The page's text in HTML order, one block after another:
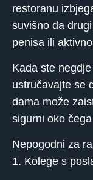
restoranu
suvišno da
penisa ili
Kada ste
ustručavajte se
dama može
sigurni oko
Nepogodni za
1. Kolege s